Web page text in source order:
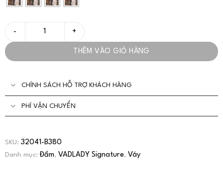
Đầm Tiệc Thiết Kế Ren Hai Lớp Sang Trọng Cho Nàng Yêu Kiều -
THÊM VÀO GIỎ HÀNG
CHÍNH SÁCH HỖ TRỢ KHÁCH HÀNG
PHÍ VẬN CHUYỂN
SKU: 32041-B380
Danh mục:Đầm, VADLADY Signature, Váy